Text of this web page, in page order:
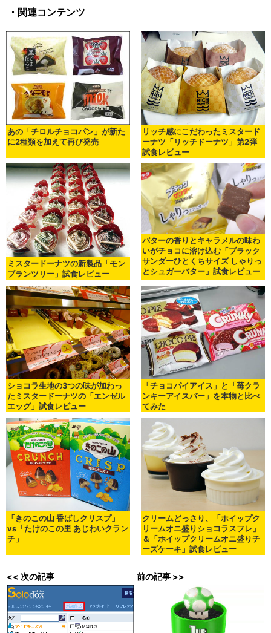
・関連コンテンツ
あの「チロルチョコパン」が新た
に2種類を加えて再び発売
リッチ感にこだわったミスタード
ーナツ「リッチドーナツ」第2弾
試食レビュー
ミスタードーナツの新製品「モン
ブランツリー」試食レビュー
バターの香りとキャラメルの味わ
いがチョコに溶け込む「ブラック
サンダーひとくちサイズ しゃりっ
とシュガーバター」試食レビュー
ショコラ生地の3つの味が加わっ
たミスタードーナツの「エンゼル
エッグ」試食レビュー
「チョコパイアイス」と「苺クラ
ンキーアイスバー」を本物と比べ
てみた
「きのこの山 香ばしクリスプ」
vs「たけのこの里 あじわいクラン
チ」
クリームどっさり、「ホイップク
リームオニ盛りショコラスフレ」
＆「ホイップクリームオニ盛りチ
ーズケーキ」試食レビュー
<< 次の記事 前の記事 >>